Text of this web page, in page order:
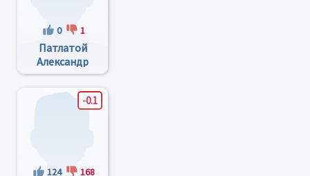
0 1
Патлатой
Александр
Евгеньевич
-0.1
124 168